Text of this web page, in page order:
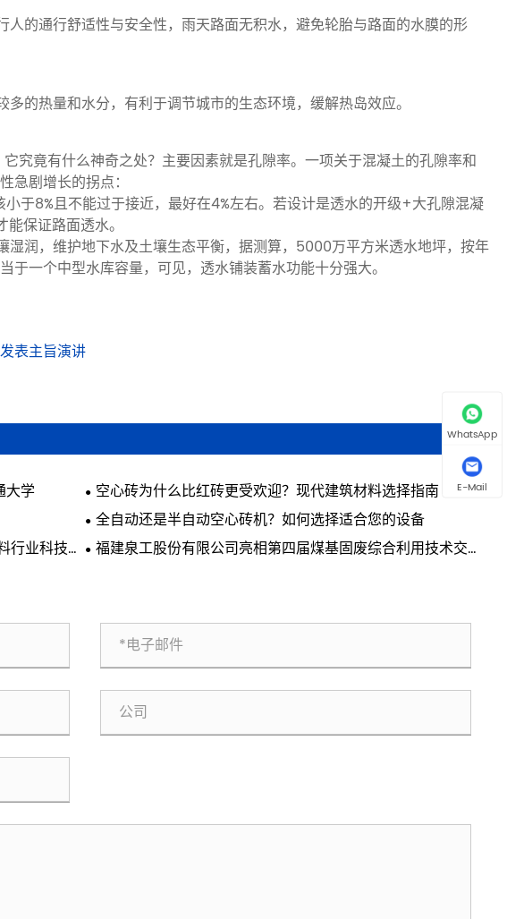
的通行舒适性与安全性，雨天路面无积水，避免轮胎与路面的水膜的形
的热量和水分，有利于调节城市的生态环境，缓解热岛效应。
究竟有什么神奇之处？主要因素就是孔隙率。一项关于混凝土的孔隙率和
急剧增长的拐点：
于8%且不能过于接近，最好在4%左右。若设计是透水的开级+大孔隙混凝
保证路面透水。
润，维护地下水及土壤生态平衡，据测算，5000万平方米透水地坪，按年
一个中型水库容量，可见，透水铺装蓄水功能十分强大。
表主旨演讲
大学
空心砖为什么比红砖更受欢迎？现代建筑材料选择指南
全自动还是半自动空心砖机？如何选择适合您的设备
行业科技创
福建泉工股份有限公司亮相第四届煤基固废综合利用技术交流
WhatsApp
E-Mail